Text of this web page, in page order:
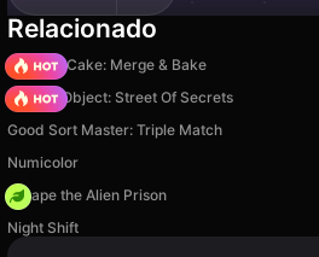
Relacionado
Piece of Cake: Merge & Bake
Hidden Object: Street Of Secrets
Good Sort Master: Triple Match
Numicolor
Escape the Alien Prison
Night Shift